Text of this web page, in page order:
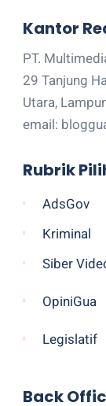
Kantor
PT.
29 Tanjung
Utara,
email:
Rubrik
AdsGov
Kriminal
Siber
OpiniGua
Legislatif
Back